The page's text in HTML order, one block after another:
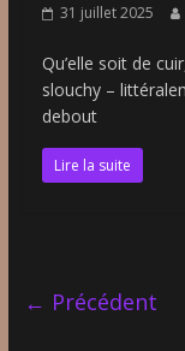
31 juillet 2025
Qu’elle soit de
slouchy –
debout
Lire la suite
← Précédent